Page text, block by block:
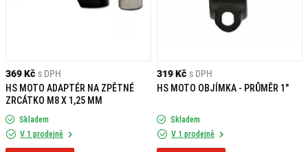
369 Kč s DPH
HS MOTO ADAPTÉR NA ZPĚTNÉ
ZRCÁTKO M8 X 1,25 MM
Skladem
V 1 prodejně
319 Kč s DPH
HS MOTO OBJÍMKA - PRŮMĚR 1"
Skladem
V 1 prodejně